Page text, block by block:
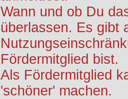
Wann und ob Du
überlassen. Es gibt
Fördermitglied bist.
Als Fördermitglied
'schöner' machen.